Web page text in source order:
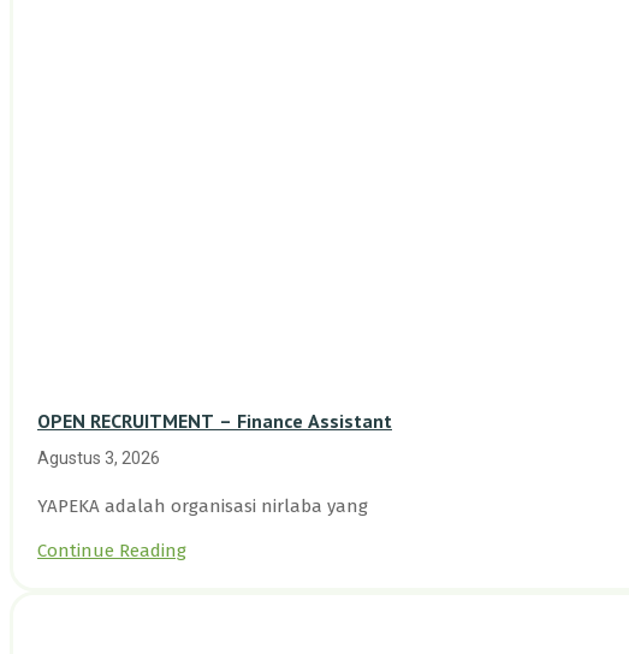
OPEN RECRUITMENT – Finance Assistant
Agustus 3, 2026
YAPEKA adalah organisasi nirlaba yang
Continue Reading